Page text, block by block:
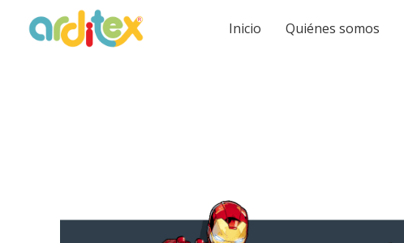
Inicio Quiénes somos